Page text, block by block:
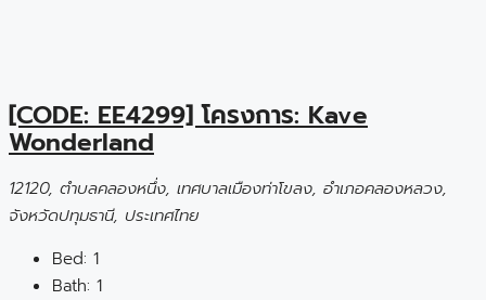
[CODE: EE4299] โครงการ: Kave
Wonderland
12120, ตำบลคลองหนึ่ง, เทศบาลเมืองท่าโขลง, อำเภอคลองหลวง,
จังหวัดปทุมธานี, ประเทศไทย
Bed: 1
Bath: 1